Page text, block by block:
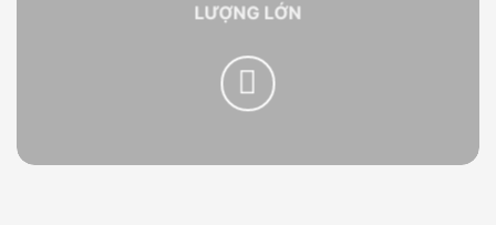
LƯỢNG LỚN